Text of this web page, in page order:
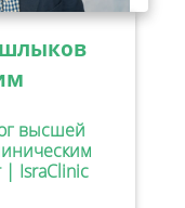
высшей
| IsraClinic